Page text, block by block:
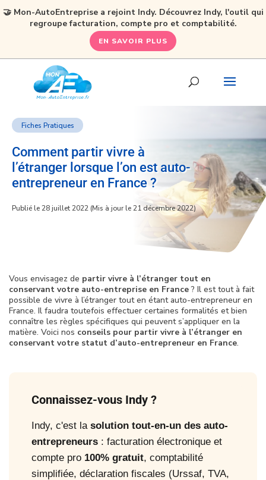
Fiches Pratiques
Comment partir vivre à
l’étranger lorsque l’on est auto-
entrepreneur en France ?
Publié le 28 juillet 2022 (Mis à jour le 21 décembre 2022)
Vous envisagez de partir vivre à l’étranger tout en
conservant votre auto-entreprise en France? Il est tout à fait
possible de vivre à l’étranger tout en étant auto-entrepreneur en
France. Il faudra toutefois effectuer certaines formalités et bien
connaître les règles spécifiques qui peuvent s’appliquer en la
matière. Voici nos conseils pour partir vivre à l’étranger en
conservant votre statut d’auto-entrepreneur en France.
Connaissez-vous Indy ?
Indy, c'est la solution tout-en-un des auto-
entrepreneurs : facturation électronique et
compte pro 100% gratuit, comptabilité
simplifiée, déclaration fiscales (Urssaf, TVA,
🤝 Mon-AutoEntreprise a rejoint Indy. Découvrez Indy, l'outil qui
regroupe facturation, compte pro et comptabilité.
EN SAVOIR PLUS